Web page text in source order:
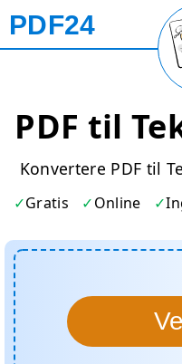
PDF24
PDF til
Konvertere PDF til
Gratis Online